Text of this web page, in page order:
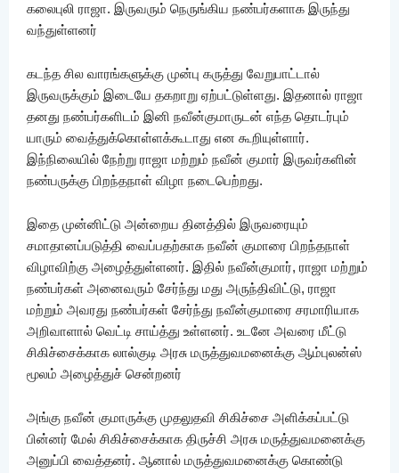
கலைபுலி ராஜா. இருவரும் நெருங்கிய நண்பர்களாக இருந்து
வந்துள்ளனர்
கடந்த சில வாரங்களுக்கு முன்பு கருத்து வேறுபாட்டால்
இருவருக்கும் இடையே தகறாறு ஏற்பட்டுள்ளது. இதனால் ராஜா
தனது நண்பர்களிடம் இனி நவீன்குமாருடன் எந்த தொடர்பும்
யாரும் வைத்துக்கொள்ளக்கூடாது என கூறியுள்ளார்.
இந்நிலையில் நேற்று ராஜா மற்றும் நவீன் குமார் இருவர்களின்
நண்பருக்கு பிறந்தநாள் விழா நடைபெற்றது.
இதை முன்னிட்டு அன்றைய தினத்தில் இருவரையும்
சமாதானப்படுத்தி வைப்பதற்காக நவீன் குமாரை பிறந்தநாள்
விழாவிற்கு அழைத்துள்ளனர். இதில் நவீன்குமார், ராஜா மற்றும்
நண்பர்கள் அனைவரும் சேர்ந்து மது அருந்திவிட்டு, ராஜா
மற்றும் அவரது நண்பர்கள் சேர்ந்து நவீன்குமாரை சரமாரியாக
அறிவாளால் வெட்டி சாய்த்து உள்ளனர். உடனே அவரை மீட்டு
சிகிச்சைக்காக லால்குடி அரசு மருத்துவமனைக்கு ஆம்புலன்ஸ்
மூலம் அழைத்துச் சென்றனர்
அங்கு நவீன் குமாருக்கு முதலுதவி சிகிச்சை அளிக்கப்பட்டு
பின்னர் மேல் சிகிச்சைக்காக திருச்சி அரசு மருத்துவமனைக்கு
அனுப்பி வைத்தனர். ஆனால் மருத்துவமனைக்கு கொண்டு